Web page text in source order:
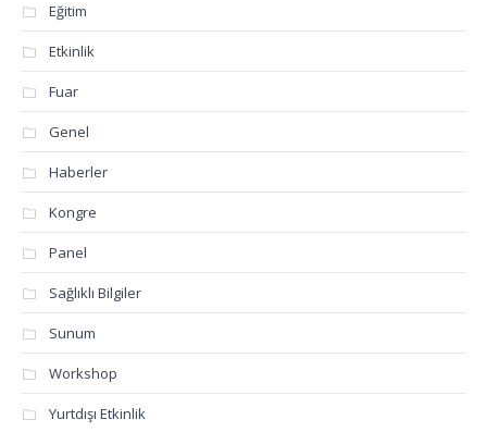
Eğitim
Etkinlik
Fuar
Genel
Haberler
Kongre
Panel
Sağlıklı Bilgiler
Sunum
Workshop
Yurtdışı Etkinlik